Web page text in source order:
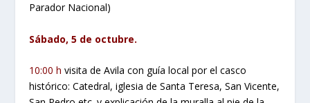
Parador Nacional)
Sábado, 5 de octubre.
10:00 h visita de Avila con guía local por el casco
histórico: Catedral, iglesia de Santa Teresa, San Vicente,